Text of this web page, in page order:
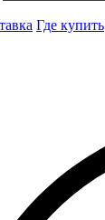
Где купить